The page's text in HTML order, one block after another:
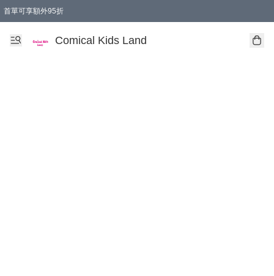
首單可享額外95折
Comical Kids Land